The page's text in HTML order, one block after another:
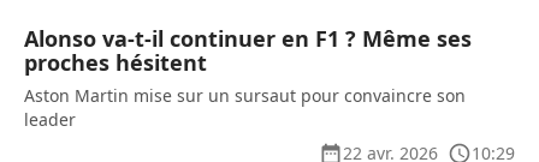
Alonso va-t-il continuer en F1 ? Même ses
proches hésitent
Aston Martin mise sur un sursaut pour convaincre son
leader
22 avr. 2026
10:29